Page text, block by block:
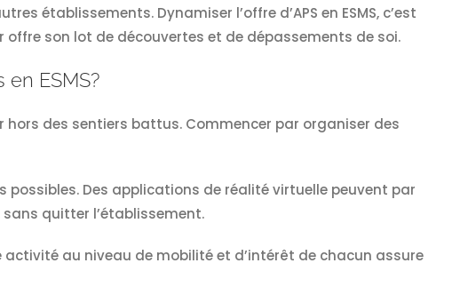
établissements. Dynamiser l’offre d’APS en ESMS, c’est
son lot de découvertes et de dépassements de soi.
ESMS?
hors des sentiers battus. Commencer par organiser des
Des applications de réalité virtuelle peuvent par
quitter l’établissement.
au niveau de mobilité et d’intérêt de chacun assure